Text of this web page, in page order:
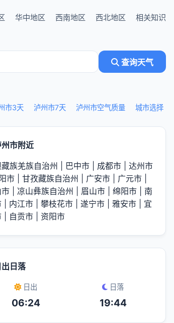
华中地区 西南地区 西北地区 相关知识
查询天气
市3天 泸州市7天 泸州市空气质量 城市选择
市附近
藏族羌族自治州 巴中市 成都市
达州市
市 甘孜藏族自治州 广安市 广元市
凉山彝族自治州 眉山市 绵阳市
南
内江市 攀枝花市 遂宁市 雅安市
宜
自贡市 资阳市
出日落
日出
06:24
日落
19:44